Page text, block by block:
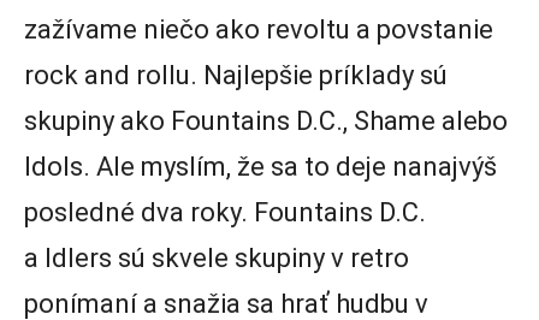
zažívame niečo ako revoltu a povstanie
rock and rollu. Najlepšie príklady sú
skupiny ako Fountains D.C., Shame alebo
Idols. Ale myslím, že sa to deje nanajvýš
posledné dva roky. Fountains D.C.
a Idlers sú skvele skupiny v retro
ponímaní a snažia sa hrať hudbu v